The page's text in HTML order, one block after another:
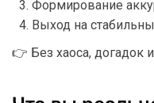
Формирование
Выход на
👉 Без хаоса, догадок